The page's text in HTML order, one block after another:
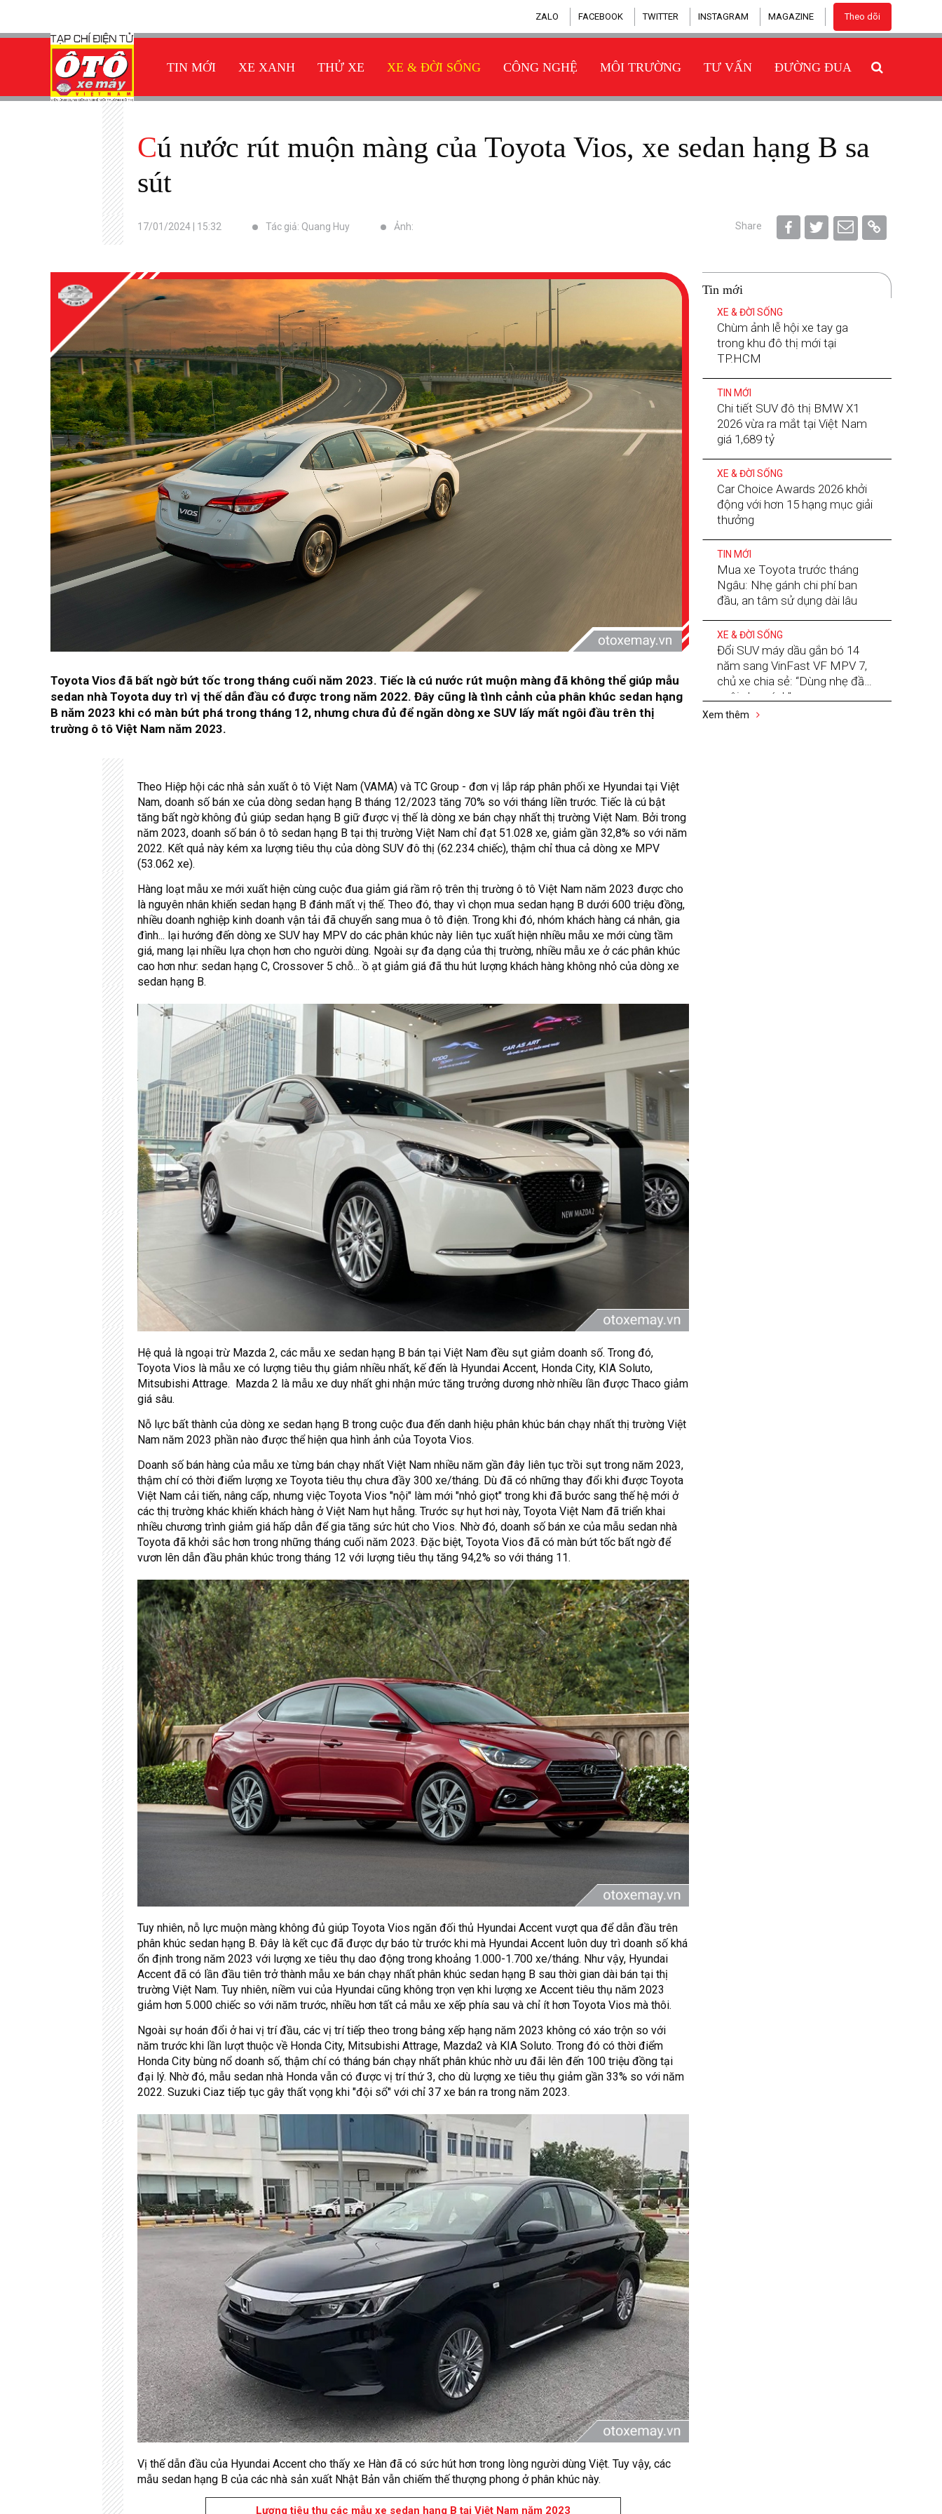
ZALO FACEBOOK TWITTER INSTAGRAM MAGAZINE Theo dõi
TIN MỚI XE XANH THỬ XE XE & ĐỜI SỐNG CÔNG NGHỆ MÔI TRƯỜNG TƯ VẤN ĐƯỜNG ĐUA
Cú nước rút muộn màng của Toyota Vios, xe sedan hạng B sa
sút
17/01/2024 | 15:32 Tác giả: Quang Huy Ảnh: Share
Toyota Vios đã bất ngờ bứt tốc trong tháng cuối năm 2023. Tiếc là cú nước rút muộn màng đã không thể giúp mẫu
sedan nhà Toyota duy trì vị thế dẫn đầu có được trong năm 2022. Đây cũng là tình cảnh của phân khúc sedan hạng
B năm 2023 khi có màn bứt phá trong tháng 12, nhưng chưa đủ để ngăn dòng xe SUV lấy mất ngôi đầu trên thị
trường ô tô Việt Nam năm 2023.
Theo Hiệp hội các nhà sản xuất ô tô Việt Nam (VAMA) và TC Group - đơn vị lắp ráp phân phối xe Hyundai tại Việt
Nam, doanh số bán xe của dòng sedan hạng B tháng 12/2023 tăng 70% so với tháng liền trước. Tiếc là cú bật
tăng bất ngờ không đủ giúp sedan hạng B giữ được vị thế là dòng xe bán chạy nhất thị trường Việt Nam. Bởi trong
năm 2023, doanh số bán ô tô sedan hạng B tại thị trường Việt Nam chỉ đạt 51.028 xe, giảm gần 32,8% so với năm
2022. Kết quả này kém xa lượng tiêu thụ của dòng SUV đô thị (62.234 chiếc), thậm chỉ thua cả dòng xe MPV
(53.062 xe).
Hàng loạt mẫu xe mới xuất hiện cùng cuộc đua giảm giá rầm rộ trên thị trường ô tô Việt Nam năm 2023 được cho
là nguyên nhân khiến sedan hạng B đánh mất vị thế. Theo đó, thay vì chọn mua sedan hạng B dưới 600 triệu đồng,
nhiều doanh nghiệp kinh doanh vận tải đã chuyển sang mua ô tô điện. Trong khi đó, nhóm khách hàng cá nhân, gia
đình... lại hướng đến dòng xe SUV hay MPV do các phân khúc này liên tục xuất hiện nhiều mẫu xe mới cùng tầm
giá, mang lại nhiều lựa chọn hơn cho người dùng. Ngoài sự đa dạng của thị trường, nhiều mẫu xe ở các phân khúc
cao hơn như: sedan hạng C, Crossover 5 chỗ... ồ ạt giảm giá đã thu hút lượng khách hàng không nhỏ của dòng xe
sedan hạng B.
Hệ quả là ngoại trừ Mazda 2, các mẫu xe sedan hạng B bán tại Việt Nam đều sụt giảm doanh số. Trong đó,
Toyota Vios là mẫu xe có lượng tiêu thụ giảm nhiều nhất, kế đến là Hyundai Accent, Honda City, KIA Soluto,
Mitsubishi Attrage. Mazda 2 là mẫu xe duy nhất ghi nhận mức tăng trưởng dương nhờ nhiều lần được Thaco giảm
giá sâu.
Nỗ lực bất thành của dòng xe sedan hạng B trong cuộc đua đến danh hiệu phân khúc bán chạy nhất thị trường Việt
Nam năm 2023 phần nào được thể hiện qua hình ảnh của Toyota Vios.
Doanh số bán hàng của mẫu xe từng bán chạy nhất Việt Nam nhiều năm gần đây liên tục trồi sụt trong năm 2023,
thậm chí có thời điểm lượng xe Toyota tiêu thụ chưa đầy 300 xe/tháng. Dù đã có những thay đổi khi được Toyota
Việt Nam cải tiến, nâng cấp, nhưng việc Toyota Vios "nội" làm mới "nhỏ giọt" trong khi đã bước sang thế hệ mới ở
các thị trường khác khiến khách hàng ở Việt Nam hụt hẫng. Trước sự hụt hơi này, Toyota Việt Nam đã triển khai
nhiều chương trình giảm giá hấp dẫn để gia tăng sức hút cho Vios. Nhờ đó, doanh số bán xe của mẫu sedan nhà
Toyota đã khởi sắc hơn trong những tháng cuối năm 2023. Đặc biệt, Toyota Vios đã có màn bứt tốc bất ngờ để
vươn lên dẫn đầu phân khúc trong tháng 12 với lượng tiêu thụ tăng 94,2% so với tháng 11.
Tuy nhiên, nỗ lực muộn màng không đủ giúp Toyota Vios ngăn đối thủ Hyundai Accent vượt qua để dẫn đầu trên
phân khúc sedan hạng B. Đây là kết cục đã được dự báo từ trước khi mà Hyundai Accent luôn duy trì doanh số khá
ổn định trong năm 2023 với lượng xe tiêu thụ dao động trong khoảng 1.000-1.700 xe/tháng. Như vậy, Hyundai
Accent đã có lần đầu tiên trở thành mẫu xe bán chạy nhất phân khúc sedan hạng B sau thời gian dài bán tại thị
trường Việt Nam. Tuy nhiên, niềm vui của Hyundai cũng không trọn vẹn khi lượng xe Accent tiêu thụ năm 2023
giảm hơn 5.000 chiếc so với năm trước, nhiều hơn tất cả mẫu xe xếp phía sau và chỉ ít hơn Toyota Vios mà thôi.
Ngoài sự hoán đổi ở hai vị trí đầu, các vị trí tiếp theo trong bảng xếp hạng năm 2023 không có xáo trộn so với
năm trước khi lần lượt thuộc về Honda City, Mitsubishi Attrage, Mazda2 và KIA Soluto. Trong đó có thời điểm
Honda City bùng nổ doanh số, thậm chí có tháng bán chạy nhất phân khúc nhờ ưu đãi lên đến 100 triệu đồng tại
đại lý. Nhờ đó, mẫu sedan nhà Honda vẫn có được vị trí thứ 3, cho dù lượng xe tiêu thụ giảm gần 33% so với năm
2022. Suzuki Ciaz tiếp tục gây thất vọng khi "đội sổ" với chỉ 37 xe bán ra trong năm 2023.
Vị thế dẫn đầu của Hyundai Accent cho thấy xe Hàn đã có sức hút hơn trong lòng người dùng Việt. Tuy vậy, các
mẫu sedan hạng B của các nhà sản xuất Nhật Bản vẫn chiếm thế thượng phong ở phân khúc này.
Lượng tiêu thụ các mẫu xe sedan hạng B tại Việt Nam năm 2023
Tin mới
XE & ĐỜI SỐNG
Chùm ảnh lễ hội xe tay ga
trong khu đô thị mới tại
TP.HCM
TIN MỚI
Chi tiết SUV đô thị BMW X1
2026 vừa ra mắt tại Việt Nam
giá 1,689 tỷ
XE & ĐỜI SỐNG
Car Choice Awards 2026 khởi
động với hơn 15 hạng mục giải
thưởng
TIN MỚI
Mua xe Toyota trước tháng
Ngâu: Nhẹ gánh chi phí ban
đầu, an tâm sử dụng dài lâu
XE & ĐỜI SỐNG
Đổi SUV máy dầu gắn bó 14
năm sang VinFast VF MPV 7,
chủ xe chia sẻ: “Dùng nhẹ đầu,
nuôi nhẹ gánh”
Xem thêm